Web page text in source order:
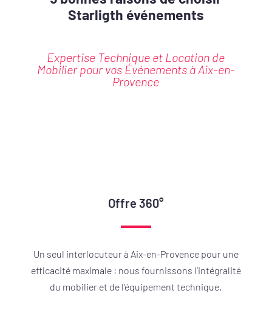
Starligth événements
Expertise Technique et Location de
Mobilier pour vos Événements à Aix-en-
Provence
Offre 360°
Un seul interlocuteur à Aix-en-Provence pour une
efficacité maximale : nous fournissons l’intégralité
du mobilier et de l’équipement technique.